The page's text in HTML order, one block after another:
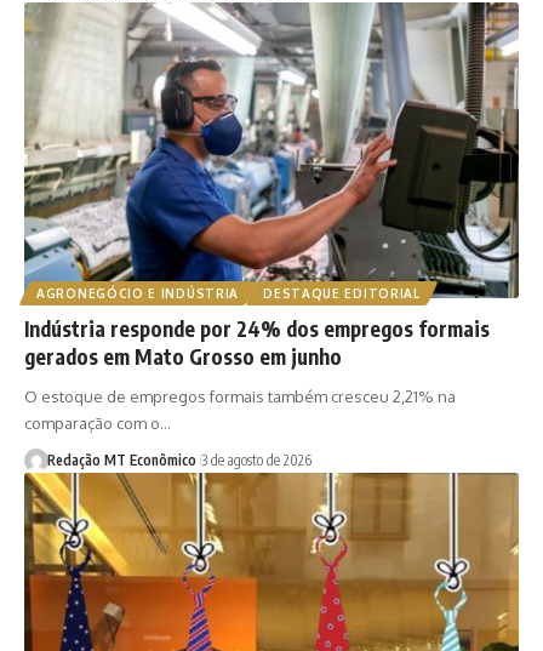
AGRONEGÓCIO E INDÚSTRIA DESTAQUE EDITORIAL
Indústria responde por 24% dos empregos formais
gerados em Mato Grosso em junho
O estoque de empregos formais também cresceu 2,21% na
comparação com o…
Redação MT Econômico 3 de agosto de 2026